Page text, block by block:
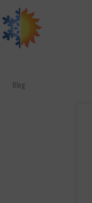
to
content
Blog